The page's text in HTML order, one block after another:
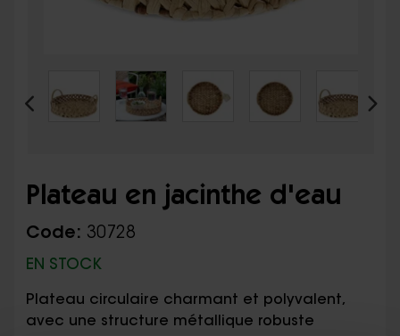
Plateau en jacinthe d'eau
Code: 30728
EN STOCK
Plateau circulaire charmant et polyvalent,
avec une structure métallique robuste